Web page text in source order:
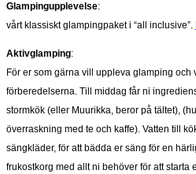
Glampingupplevelse:
vårt klassiskt glampingpaket i “all inclusive”.
Aktivglamping:
För er som gärna vill uppleva glamping och
förberedelserna. Till middag får ni
stormkök (eller Muurikka, beror på tältet),
överraskning med te och kaffe). Vatten till
sängkläder, för att bädda er säng för en
frukostkorg med allt ni behöver för att starta